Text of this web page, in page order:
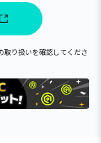
り扱いを確認してくださ